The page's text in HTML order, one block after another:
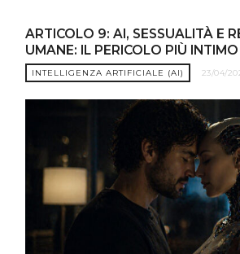
ARTICOLO 9: AI, SESSUALITÀ E
UMANE: IL PERICOLO PIÙ INTIMO
INTELLIGENZA ARTIFICIALE (AI) 23/04/